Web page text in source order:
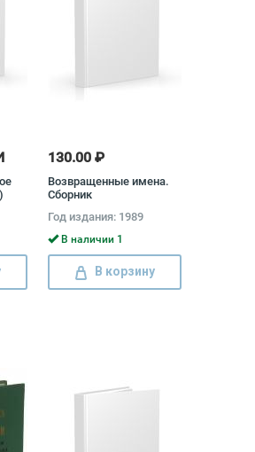
130.00 ₽
Возвращенные имена.
Сборник
статей (комплект из 2
книг)
Год издания: 1989
В наличии 1
В корзину